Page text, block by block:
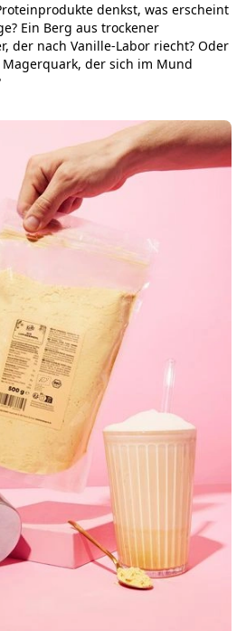
denkst, was erscheint
Ein Berg aus trockener
der nach Vanille-Labor riecht? Oder
der sich im Mund